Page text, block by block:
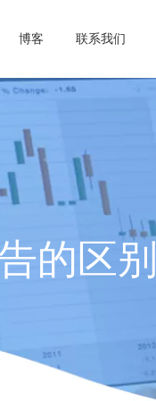
博客 联系我们
的区别